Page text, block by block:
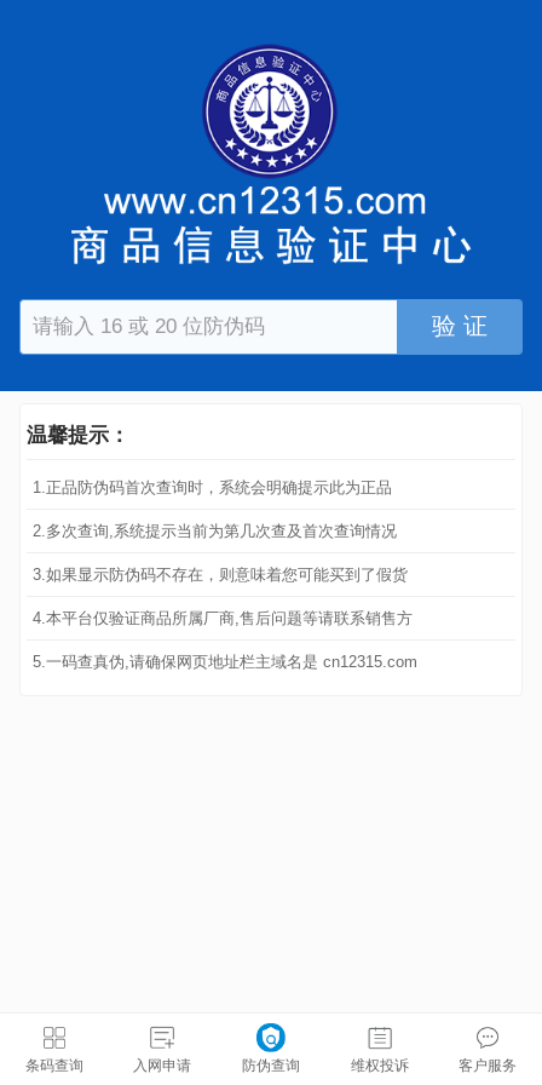
验 证
温馨提示：
1.正品防伪码首次查询时，系统会明确提示此为正品
2.多次查询,系统提示当前为第几次查及首次查询情况
3.如果显示防伪码不存在，则意味着您可能买到了假货
4.本平台仅验证商品所属厂商,售后问题等请联系销售方
5.一码查真伪,请确保网页地址栏主域名是 cn12315.com
条码查询 入网申请 防伪查询 维权投诉 客户服务